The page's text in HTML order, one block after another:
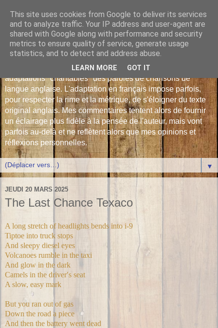
Les Monophonies de
Polyphrène
Versions françaises inédites : déjà plus de 510 traductions -
adaptations "chantables" des paroles de chansons de
langue anglaise. L'adaptation en français impose parfois,
pour respecter la rime et la métrique, de s'éloigner du texte
original anglais. Mes commentaires tentent alors de fournir
un éclairage plus fidèle à la pensée de l'auteur, mais vont
parfois au-delà et ne reflètent alors que mes opinions et
réflexions personnelles.
▼
JEUDI 20 MARS 2025
The Last Chance Texaco
A long stretch of headlights bends into i-9
Tiptoe into truck stops
And sleepy diesel eyes
Volcanoes rumble in the taxi
And glow in the dark
Camels in the driver′s seat
A slow, easy mark
But you ran out of gas
Down the road a piece
And then the battery went dead
This site uses cookies from Google to deliver its services
and to analyze traffic. Your IP address and user-agent are
shared with Google along with performance and security
metrics to ensure quality of service, generate usage
statistics, and to detect and address abuse.
LEARN MORE GOT IT